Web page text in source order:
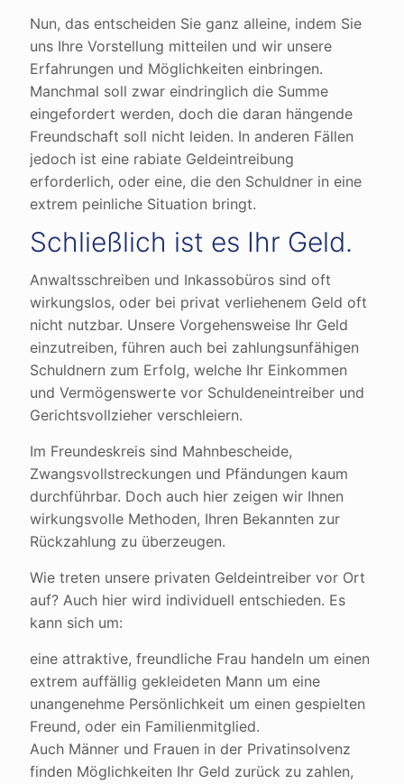
Nun, das entscheiden Sie ganz alleine, indem Sie
uns Ihre Vorstellung mitteilen und wir unsere
Erfahrungen und Möglichkeiten einbringen.
Manchmal soll zwar eindringlich die Summe
eingefordert werden, doch die daran hängende
Freundschaft soll nicht leiden. In anderen Fällen
jedoch ist eine rabiate Geldeintreibung
erforderlich, oder eine, die den Schuldner in eine
extrem peinliche Situation bringt.
Schließlich ist es Ihr Geld.
Anwaltsschreiben und Inkassobüros sind oft
wirkungslos, oder bei privat verliehenem Geld oft
nicht nutzbar. Unsere Vorgehensweise Ihr Geld
einzutreiben, führen auch bei zahlungsunfähigen
Schuldnern zum Erfolg, welche Ihr Einkommen
und Vermögenswerte vor Schuldeneintreiber und
Gerichtsvollzieher verschleiern.
Im Freundeskreis sind Mahnbescheide,
Zwangsvollstreckungen und Pfändungen kaum
durchführbar. Doch auch hier zeigen wir Ihnen
wirkungsvolle Methoden, Ihren Bekannten zur
Rückzahlung zu überzeugen.
Wie treten unsere privaten Geldeintreiber vor Ort
auf? Auch hier wird individuell entschieden. Es
kann sich um:
eine attraktive, freundliche Frau handeln um einen
extrem auffällig gekleideten Mann um eine
unangenehme Persönlichkeit um einen gespielten
Freund, oder ein Familienmitglied.
Auch Männer und Frauen in der Privatinsolvenz
finden Möglichkeiten Ihr Geld zurück zu zahlen,